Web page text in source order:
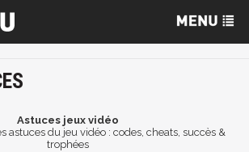
Astuces jeux vidéo
astuces du jeu vidéo : codes, cheats, succès &
trophées